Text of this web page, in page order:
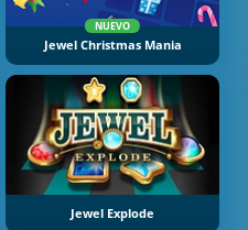
NUEVO
Jewel Christmas Mania
Jewel Explode